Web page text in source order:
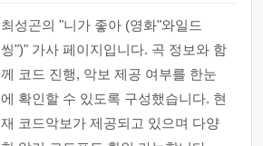
최성곤의 "니가 좋아 (영화"와일드
씽")" 가사 페이지입니다. 곡 정보와 함
께 코드 진행, 악보 제공 여부를 한눈
에 확인할 수 있도록 구성했습니다. 현
재 코드악보가 제공되고 있으며 다양